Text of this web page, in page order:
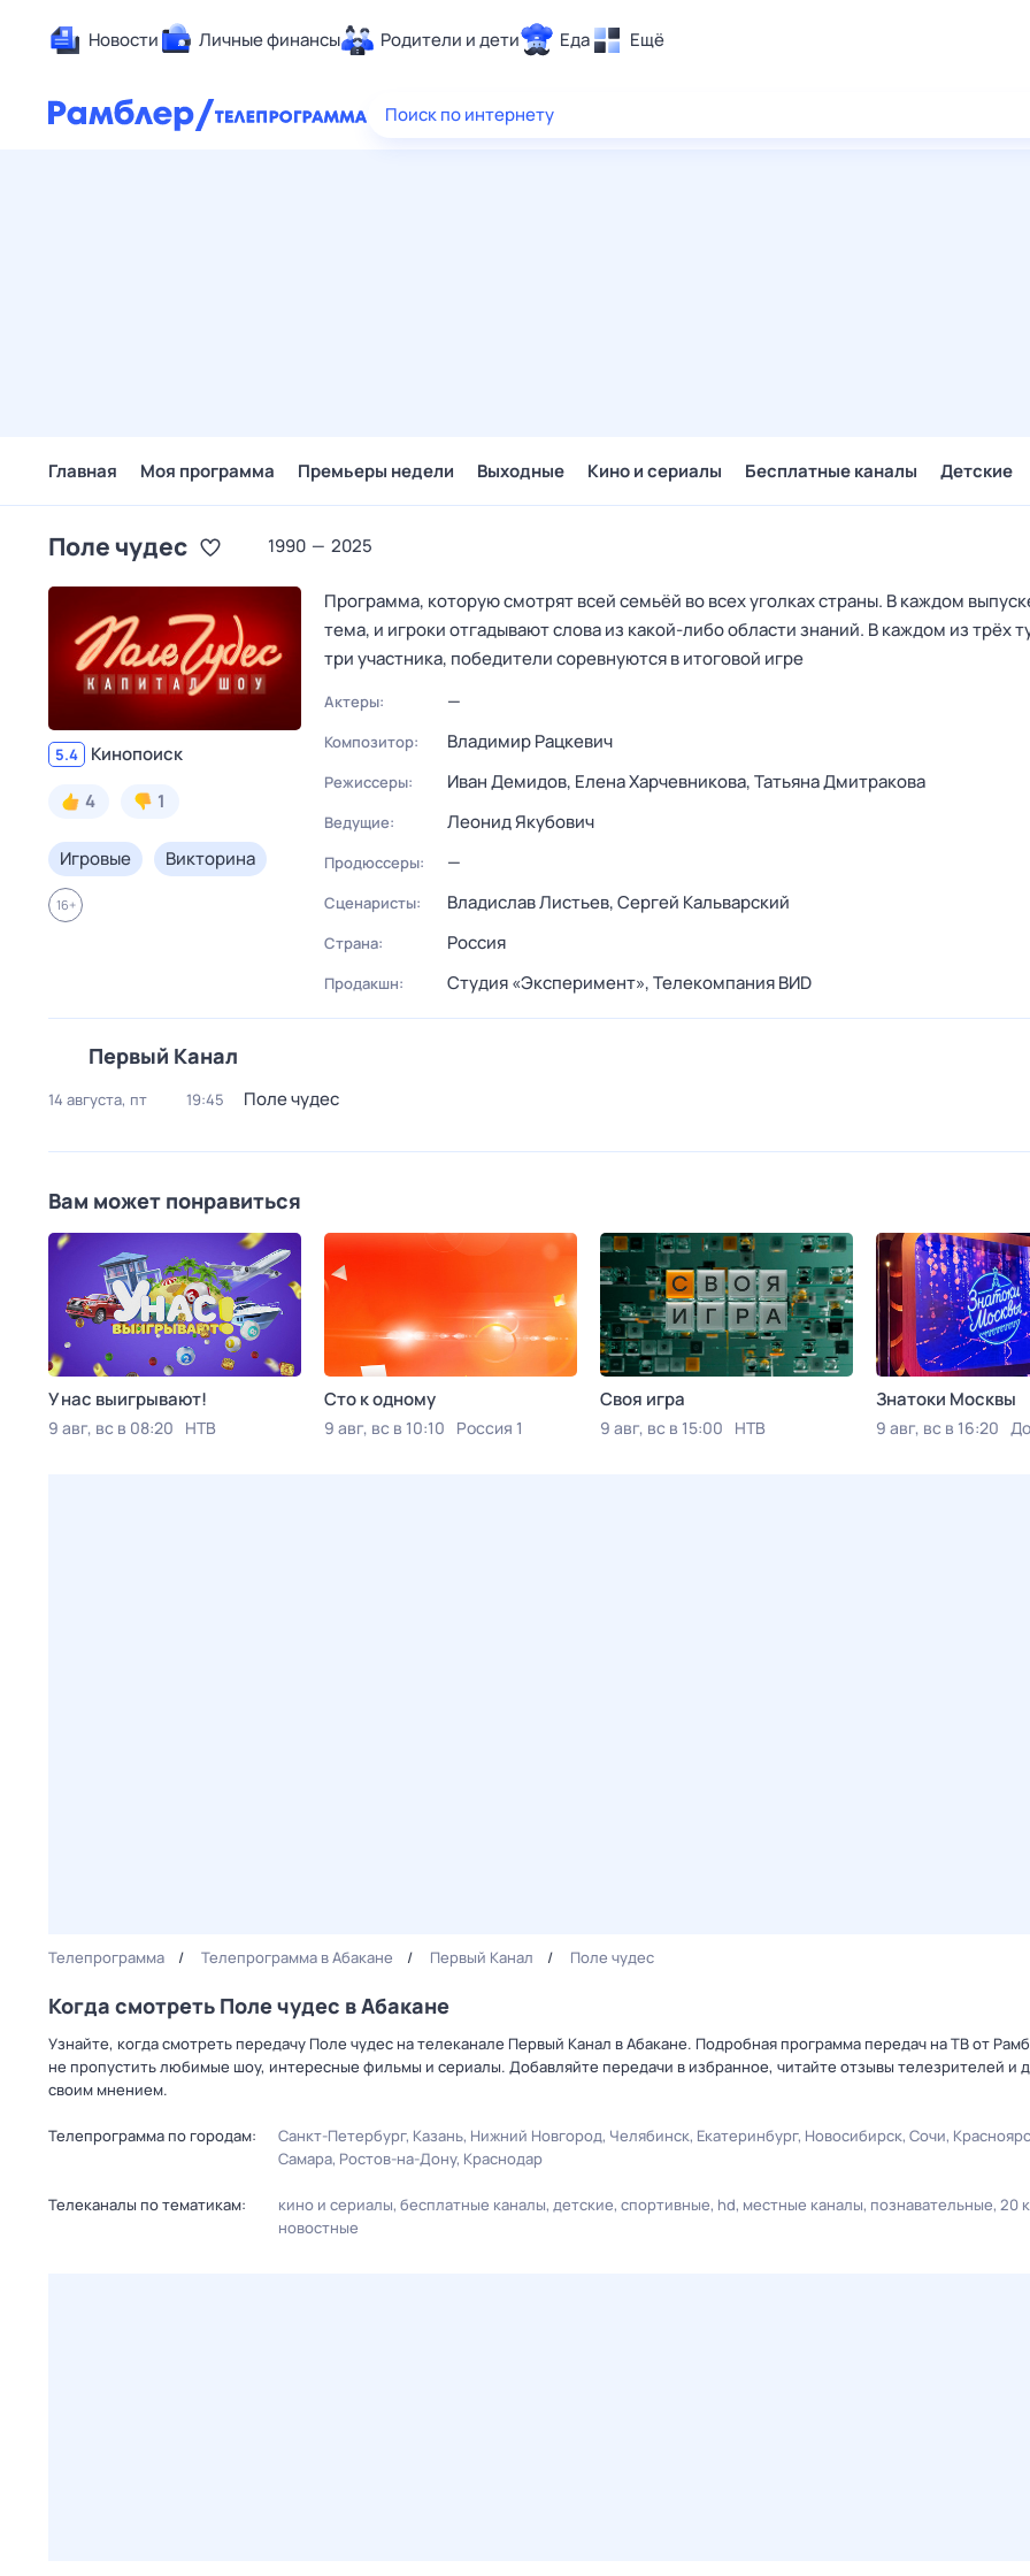
Новости Личные финансы Родители и дети Еда Ещё
Здоровье
Поиск по интернету
Главная Моя программа Премьеры недели Выходные Кино и сериалы Бесплатные каналы Детские
Поле чудес 1990 — 2025
5.4
Кинопоиск
4
1
Игровые Викторина
16+
Программа, которую смотрят всей семьёй во всех уголках страны. В каждом
тема, и игроки отгадывают слова из какой-либо области знаний. В каждом из трёх
три участника, победители соревнуются в итоговой игре
Актеры: —
Композитор: Владимир Рацкевич
Режиссеры: Иван Демидов, Елена Харчевникова,Татьяна Дмитракова
Ведущие: Леонид Якубович
Продюссеры: —
Сценаристы: Владислав Листьев,Сергей Кальварский
Страна: Россия
Продакшн: Студия «Эксперимент»,Телекомпания ВИD
Первый Канал
14 августа, пт 19:45 Поле чудес
Вам может понравиться
У нас выигрывают!
9 авг, вс в 08:20 НТВ
Сто к одному
9 авг, вс в 10:10 Россия 1
Своя игра
9 авг, вс в 15:00 НТВ
Знатоки Москвы
9 авг, вс в 16:20
Телепрограмма Телепрограмма в Абакане Первый Канал Поле чудес
Когда смотреть Поле чудес в Абакане
Узнайте, когда смотреть передачу Поле чудес на телеканале Первый Канал в Абакане. Подробная программа передач на ТВ от
не пропустить любимые шоу, интересные фильмы и сериалы. Добавляйте передачи в избранное, читайте отзывы телезрителей и
своим мнением.
Телепрограмма по городам: Санкт-Петербург Казань Нижний Новгород Челябинск Екатеринбург Новосибирск Сочи
Самара Ростов-на-Дону Краснодар
Телеканалы по тематикам: кино и сериалы бесплатные каналы детские спортивные hd местные каналы познавательные 20
новостные